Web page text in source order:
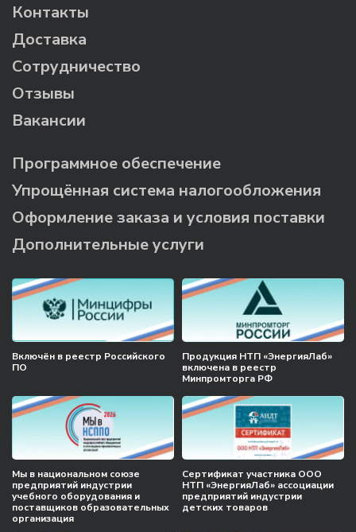
Контакты
Доставка
Сотрудничество
Отзывы
Вакансии
Программное обеспечение
Упрощённая система налогообложения
Оформление заказа и условия поставки
Дополнительные услуги
Включён в реестр Российского
ПО
Продукция НТП «ЭнергияЛаб»
включена в реестр
Минпромторга РФ
Мы в национальном союзе
предприятий индустрии
учебного оборудования и
поставщиков образовательных
организация
Сертификат участника ООО
НТП «ЭнергияЛаб» ассоциации
предприятий индустрии
детских товаров